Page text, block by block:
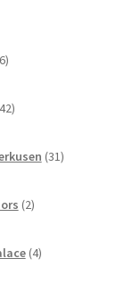
izdelkov
izdelkov
31izdelkov
2izdelka
4izdelki